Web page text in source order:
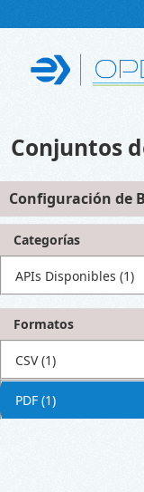
Conjuntos
Configuración de
Categorías
APIs Disponibles (1)
Formatos
CSV (1)
PDF (1)